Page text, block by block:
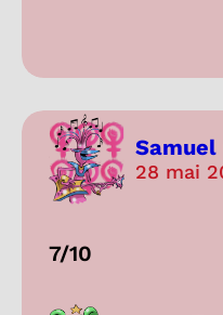
Samuel
28 mai
7/10